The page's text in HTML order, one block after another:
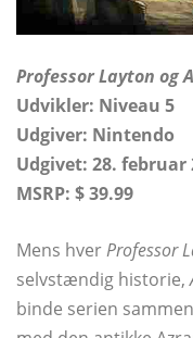
Professor Layton og
Udvikler: Niveau 5
Udgiver: Nintendo
Udgivet: 28. februar
MSRP: $ 39.99
Mens hverProfessor
selvstændig historie,
binde serien